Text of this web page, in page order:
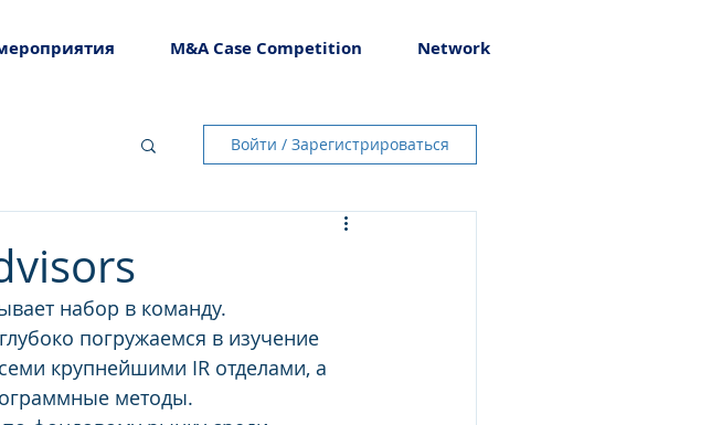
M&A Case Competition Network
Войти / Зарегистрироваться
набор в команду.
погружаемся в изучение
крупнейшими IR отделами, а
методы.